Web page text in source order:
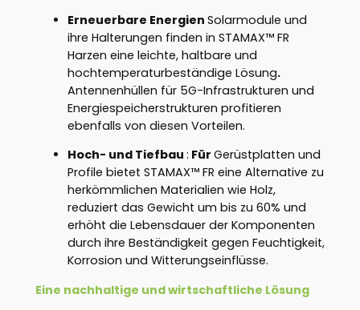
Erneuerbare Energien Solarmodule und
ihre Halterungen finden in STAMAX™ FR
Harzen eine leichte, haltbare und
hochtemperaturbeständige Lösung.
Antennenhüllen für 5G-Infrastrukturen und
Energiespeicherstrukturen profitieren
ebenfalls von diesen Vorteilen.
Hoch- und Tiefbau : Für Gerüstplatten und
Profile bietet STAMAX™ FR eine Alternative zu
herkömmlichen Materialien wie Holz,
reduziert das Gewicht um bis zu 60% und
erhöht die Lebensdauer der Komponenten
durch ihre Beständigkeit gegen Feuchtigkeit,
Korrosion und Witterungseinflüsse.
Eine nachhaltige und wirtschaftliche Lösung